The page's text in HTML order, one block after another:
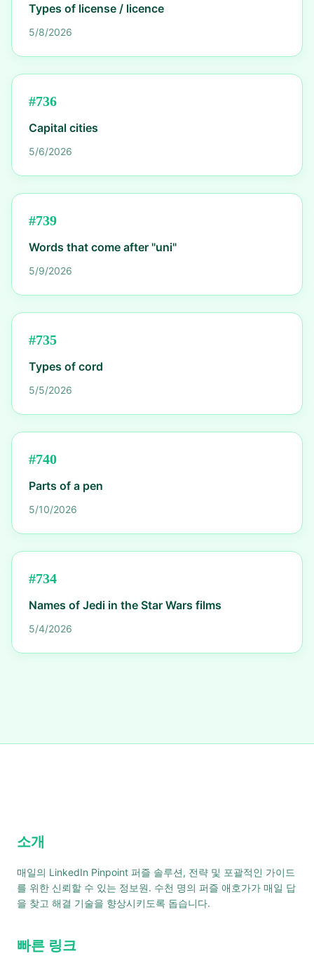
Types of license / licence
5/8/2026
#736
Capital cities
5/6/2026
#739
Words that come after "uni"
5/9/2026
#735
Types of cord
5/5/2026
#740
Parts of a pen
5/10/2026
#734
Names of Jedi in the Star Wars films
5/4/2026
소개
매일의 LinkedIn Pinpoint 퍼즐 솔루션, 전략 및 포괄적인 가이드
를 위한 신뢰할 수 있는 정보원. 수천 명의 퍼즐 애호가가 매일 답
을 찾고 해결 기술을 향상시키도록 돕습니다.
빠른 링크